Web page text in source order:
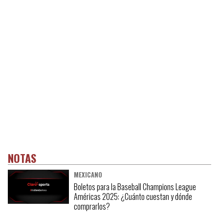
NOTAS
MEXICANO
Boletos para la Baseball Champions League
Américas 2025: ¿Cuánto cuestan y dónde
comprarlos?